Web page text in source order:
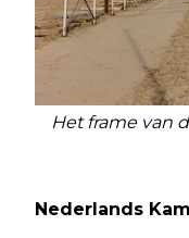
Het frame van
Nederlands